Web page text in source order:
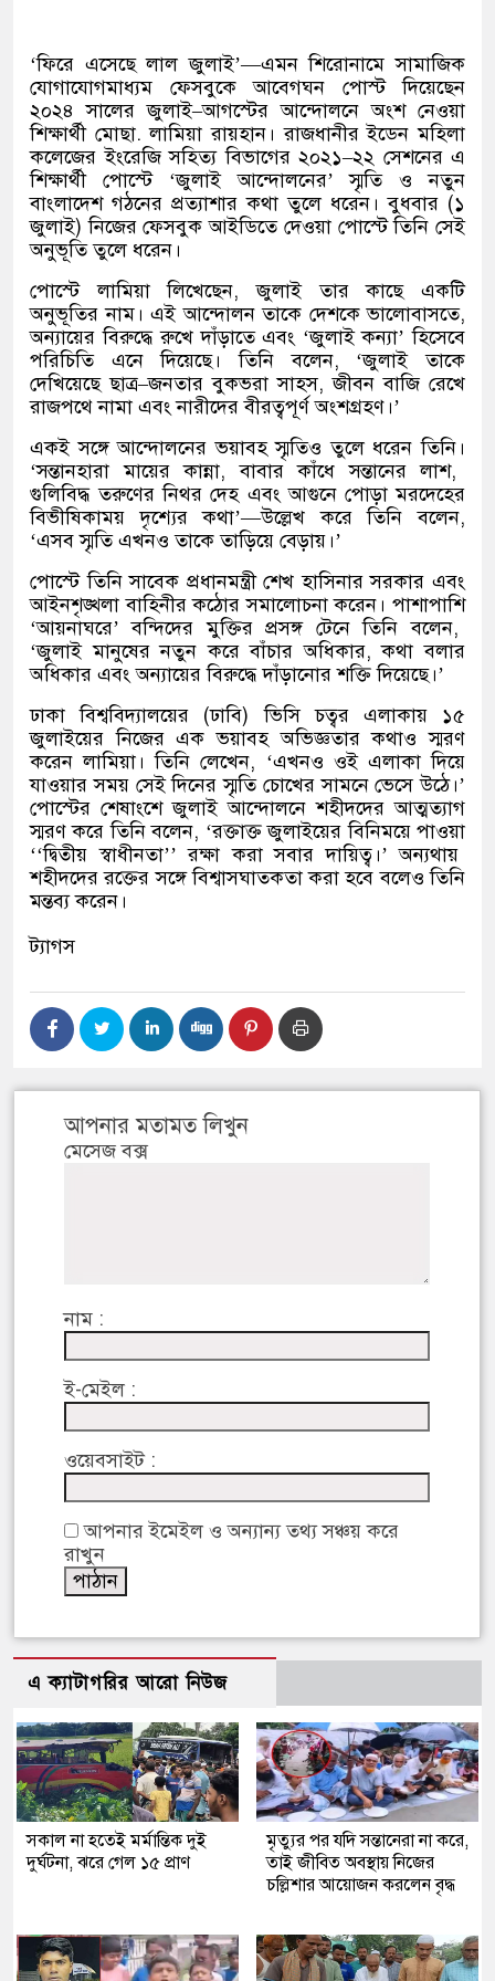
‘ফিরে এসেছে লাল জুলাই’—এমন শিরোনামে সামাজিক
যোগাযোগমাধ্যম ফেসবুকে আবেগঘন পোস্ট দিয়েছেন
২০২৪ সালের জুলাই–আগস্টের আন্দোলনে অংশ নেওয়া
শিক্ষার্থী মোছা.লামিয়া রায়হান। রাজধানীর ইডেন মহিলা
কলেজের ইংরেজি সহিত্য বিভাগের ২০২১–২২ সেশনের এ
শিক্ষার্থী পোস্টে‘জুলাই আন্দোলনের’স্মৃতি ও নতুন
বাংলাদেশ গঠনের প্রত্যাশার কথা তুলে ধরেন। বুধবার (১
জুলাই)নিজের ফেসবুক আইডিতে দেওয়া পোস্টে তিনি সেই
অনুভূতি তুলে ধরেন।
পোস্টে লামিয়া লিখেছেন,জুলাই তার কাছে একটি
অনুভূতির নাম। এই আন্দোলন তাকে দেশকে ভালোবাসতে,
অন্যায়ের বিরুদ্ধে রুখে দাঁড়াতে এবং ‘জুলাই কন্যা’হিসেবে
পরিচিতি এনে দিয়েছে। তিনি বলেন, ‘জুলাই তাকে
দেখিয়েছে ছাত্র–জনতার বুকভরা সাহস,জীবন বাজি রেখে
রাজপথে নামা এবং নারীদের বীরত্বপূর্ণ অংশগ্রহণ।’
একই সঙ্গে আন্দোলনের ভয়াবহ স্মৃতিও তুলে ধরেন তিনি।
‘সন্তানহারা মায়ের কান্না,বাবার কাঁধে সন্তানের লাশ,
গুলিবিদ্ধ তরুণের নিথর দেহ এবং আগুনে পোড়া মরদেহের
বিভীষিকাময় দৃশ্যের কথা’—উল্লেখ করে তিনি বলেন,
‘এসব স্মৃতি এখনও তাকে তাড়িয়ে বেড়ায়।’
পোস্টে তিনি সাবেক প্রধানমন্ত্রী শেখ হাসিনার সরকার এবং
আইনশৃঙ্খলা বাহিনীর কঠোর সমালোচনা করেন। পাশাপাশি
‘আয়নাঘরে’বন্দিদের মুক্তির প্রসঙ্গ টেনে তিনি বলেন,
‘জুলাই মানুষের নতুন করে বাঁচার অধিকার,কথা বলার
অধিকার এবং অন্যায়ের বিরুদ্ধে দাঁড়ানোর শক্তি দিয়েছে।’
ঢাকা বিশ্ববিদ্যালয়ের (ঢাবি)ভিসি চত্বর এলাকায় ১৫
জুলাইয়ের নিজের এক ভয়াবহ অভিজ্ঞতার কথাও স্মরণ
করেন লামিয়া। তিনি লেখেন, ‘এখনও ওই এলাকা দিয়ে
যাওয়ার সময় সেই দিনের স্মৃতি চোখের সামনে ভেসে উঠে।’
পোস্টের শেষাংশে জুলাই আন্দোলনে শহীদদের আত্মত্যাগ
স্মরণ করে তিনি বলেন, ‘রক্তাক্ত জুলাইয়ের বিনিময়ে পাওয়া
‘‘দ্বিতীয় স্বাধীনতা’’রক্ষা করা সবার দায়িত্ব।’অন্যথায়
শহীদদের রক্তের সঙ্গে বিশ্বাসঘাতকতা করা হবে বলেও তিনি
মন্তব্য করেন।
ট্যাগস
আপনার মতামত লিখুন
মেসেজ বক্স
নাম :
ই-মেইল :
ওয়েবসাইট :
আপনার ইমেইল ও অন্যান্য তথ্য সঞ্চয় করে
রাখুন
এ ক্যাটাগরির আরো নিউজ
সকাল না হতেই মর্মান্তিক দুই
দুর্ঘটনা, ঝরে গেল ১৫ প্রাণ
মৃত্যুর পর যদি সন্তানেরা না করে,
তাই জীবিত অবস্থায় নিজের
চল্লিশার আয়োজন করলেন বৃদ্ধ